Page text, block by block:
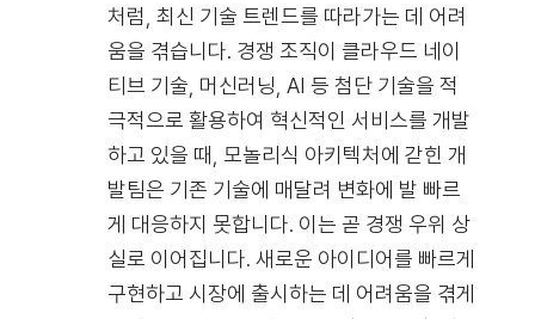
처럼, 최신 기술 트렌드를 따라가는 데 어려
움을 겪습니다. 경쟁 조직이 클라우드 네이
티브 기술, 머신러닝, AI 등 첨단 기술을 적
극적으로 활용하여 혁신적인 서비스를 개발
하고 있을 때, 모놀리식 아키텍처에 갇힌 개
발팀은 기존 기술에 매달려 변화에 발 빠르
게 대응하지 못합니다. 이는 곧 경쟁 우위 상
실로 이어집니다. 새로운 아이디어를 빠르게
구현하고 시장에 출시하는 데 어려움을 겪게